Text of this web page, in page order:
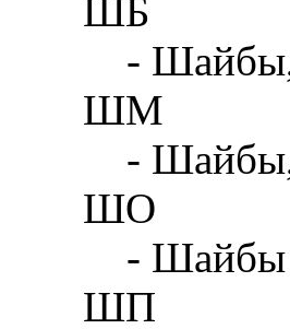
ШБ
- Шайбы,
ШМ
- Шайбы,
ШО
- Шайбы
ШП